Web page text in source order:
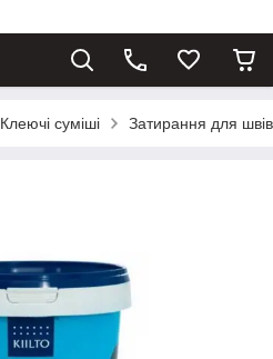
Клеючі суміші Затирання для